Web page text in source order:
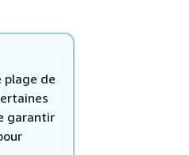
plage de
garantir